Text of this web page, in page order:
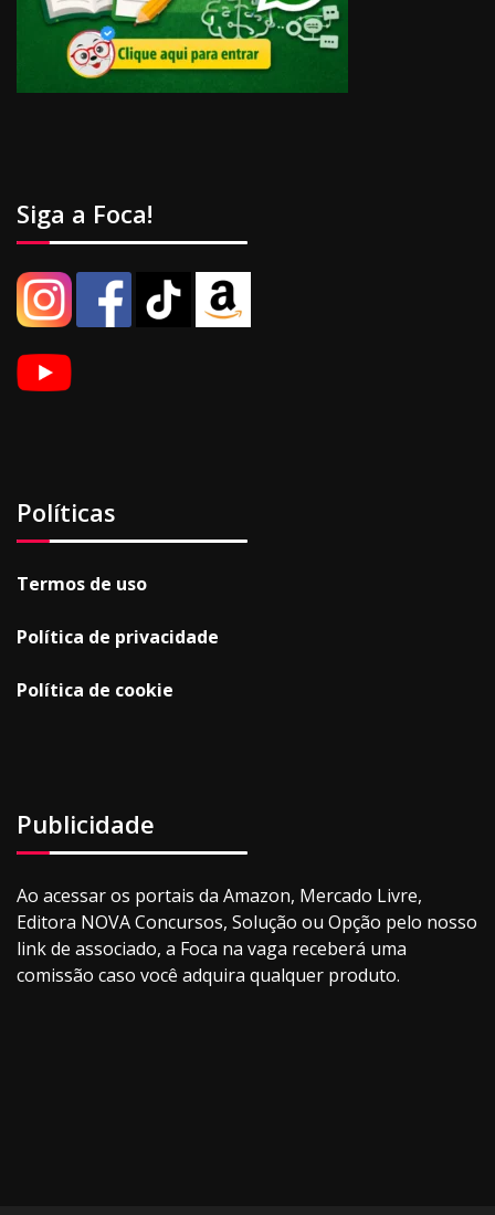
Siga a Foca!
Políticas
Termos de uso
Política de privacidade
Política de cookie
Publicidade
Ao acessar os portais da Amazon, Mercado Livre,
Editora NOVA Concursos, Solução ou Opção pelo nosso
link de associado, a Foca na vaga receberá uma
comissão caso você adquira qualquer produto.